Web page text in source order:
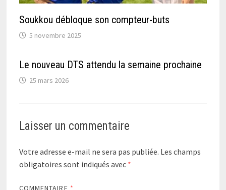
Soukkou débloque son compteur-buts
5 novembre 2025
Le nouveau DTS attendu la semaine prochaine
25 mars 2026
Laisser un commentaire
Votre adresse e-mail ne sera pas publiée. Les champs
obligatoires sont indiqués avec *